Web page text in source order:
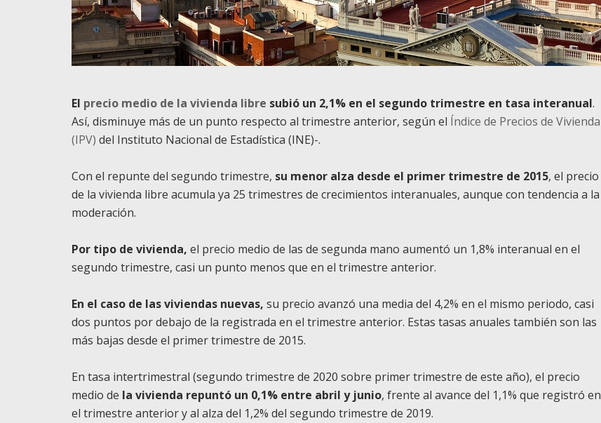
El precio medio de la vivienda libre subió un 2,1% en el segundo trimestre en tasa interanual.
Así, disminuye más de un punto respecto al trimestre anterior, según el Índice de Precios de Vivienda
(IPV) del Instituto Nacional de Estadística (INE)-.
Con el repunte del segundo trimestre, su menor alza desde el primer trimestre de 2015, el precio
de la vivienda libre acumula ya 25 trimestres de crecimientos interanuales, aunque con tendencia a la
moderación.
Por tipo de vivienda, el precio medio de las de segunda mano aumentó un 1,8% interanual en el
segundo trimestre, casi un punto menos que en el trimestre anterior.
En el caso de las viviendas nuevas, su precio avanzó una media del 4,2% en el mismo periodo, casi
dos puntos por debajo de la registrada en el trimestre anterior. Estas tasas anuales también son las
más bajas desde el primer trimestre de 2015.
En tasa intertrimestral (segundo trimestre de 2020 sobre primer trimestre de este año), el precio
medio de la vivienda repuntó un 0,1% entre abril y junio, frente al avance del 1,1% que registró en
el trimestre anterior y al alza del 1,2% del segundo trimestre de 2019.